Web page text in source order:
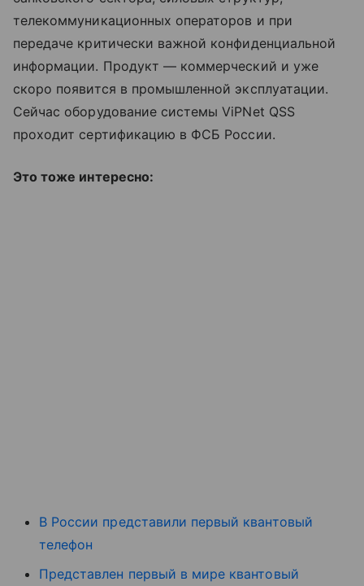
телекоммуникационных операторов и при
передаче критически важной конфиденциальной
информации. Продукт — коммерческий и уже
скоро появится в промышленной эксплуатации.
Сейчас оборудование системы ViPNet QSS
проходит сертификацию в ФСБ России.
Это тоже интересно:
В России представили первый квантовый
телефон
Представлен первый в мире квантовый